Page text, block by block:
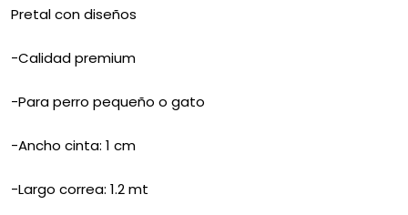
Pretal con diseños
-Calidad premium
-Para perro pequeño o gato
-Ancho cinta: 1 cm
-Largo correa: 1.2 mt